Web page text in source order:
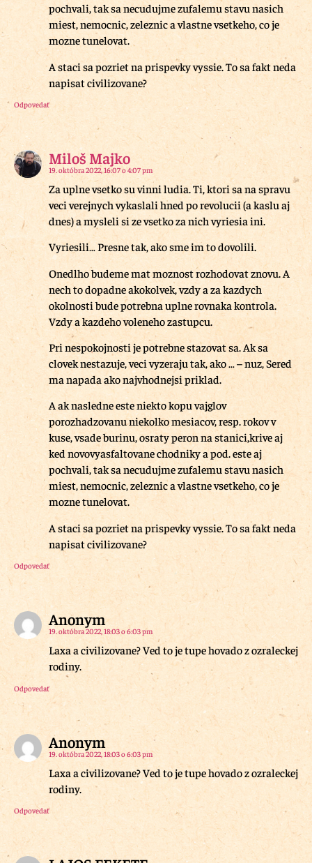
pochvali, tak sa necudujme zufalemu stavu nasich
miest, nemocnic, zeleznic a vlastne vsetkeho, co je
mozne tunelovat.
A staci sa pozriet na prispevky vyssie. To sa fakt neda
napisat civilizovane?
Odpovedať
Miloš Majko
19. októbra 2022, 16:07 o 4:07 pm
Za uplne vsetko su vinni ludia. Ti, ktori sa na spravu
veci verejnych vykaslali hned po revolucii (a kaslu aj
dnes) a mysleli si ze vsetko za nich vyriesia ini.
Vyriesili… Presne tak, ako sme im to dovolili.
Onedlho budeme mat moznost rozhodovat znovu. A
nech to dopadne akokolvek, vzdy a za kazdych
okolnosti bude potrebna uplne rovnaka kontrola.
Vzdy a kazdeho voleneho zastupcu.
Pri nespokojnosti je potrebne stazovat sa. Ak sa
clovek nestazuje, veci vyzeraju tak, ako … – nuz, Sered
ma napada ako najvhodnejsi priklad.
A ak nasledne este niekto kopu vajglov
porozhadzovanu niekolko mesiacov, resp. rokov v
kuse, vsade burinu, osraty peron na stanici,krive aj
ked novovyasfaltovane chodniky a pod. este aj
pochvali, tak sa necudujme zufalemu stavu nasich
miest, nemocnic, zeleznic a vlastne vsetkeho, co je
mozne tunelovat.
A staci sa pozriet na prispevky vyssie. To sa fakt neda
napisat civilizovane?
Odpovedať
Anonym
19. októbra 2022, 18:03 o 6:03 pm
Laxa a civilizovane? Ved to je tupe hovado z ozraleckej
rodiny.
Odpovedať
Anonym
19. októbra 2022, 18:03 o 6:03 pm
Laxa a civilizovane? Ved to je tupe hovado z ozraleckej
rodiny.
Odpovedať